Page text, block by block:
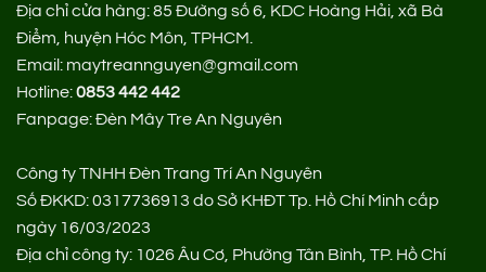
Địa chỉ cửa hàng:85 Đường số 6, KDC Hoàng Hải, xã Bà
Điểm, huyện Hóc Môn, TPHCM.
Email: maytreannguyen@gmail.com
Hotline:0853 442 442
Fanpage:Đèn Mây Tre An Nguyên
Công ty TNHH Đèn Trang Trí An Nguyên
Số ĐKKD: 0317736913 do Sở KHĐT Tp. Hồ Chí Minh cấp
ngày 16/03/2023
Địa chỉ công ty: 1026 Âu Cơ, Phường Tân Bình, TP. Hồ Chí